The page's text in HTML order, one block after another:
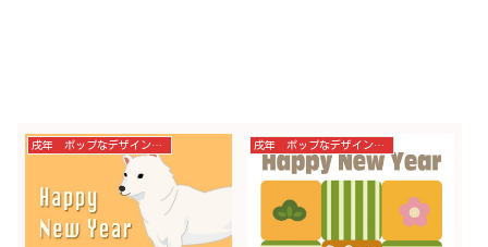
戌年 ポップなデザイン年賀状 戌年 ポップなデザイン年賀状